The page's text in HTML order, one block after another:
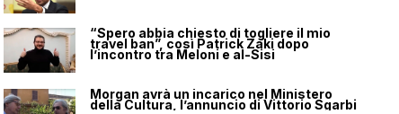
“Spero abbia chiesto di togliere il mio
travel ban”, così Patrick Zaki dopo
l’incontro tra Meloni e al-Sisi
Morgan avrà un incarico nel Ministero
della Cultura, l’annuncio di Vittorio Sgarbi